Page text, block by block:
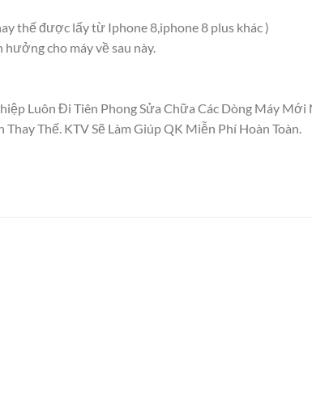
thế được lấy từ Iphone 8,iphone 8 plus khác )
cho máy về sau này.
Luôn Đi Tiên Phong Sửa Chữa Các Dòng Máy Mới
Thế. KTV Sẽ Làm Giúp QK Miễn Phí Hoàn Toàn.